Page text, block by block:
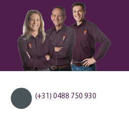
(+31) 0488 750 930